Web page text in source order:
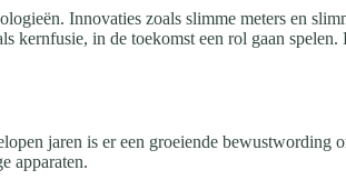
Innovaties zoals slimme meters en
in de toekomst een rol gaan
jaren is er een groeiende
apparaten.